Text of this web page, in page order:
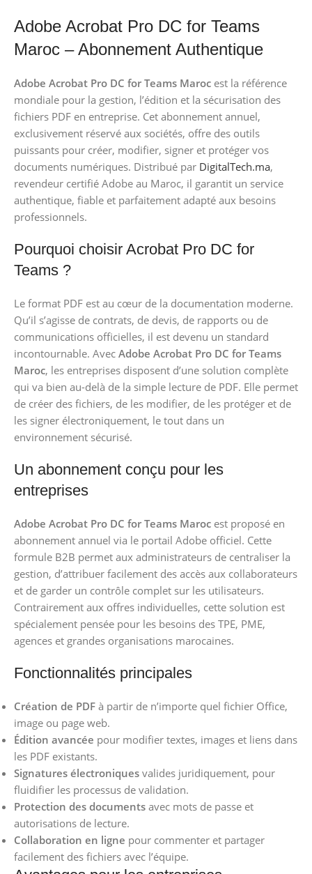
Adobe Acrobat Pro DC for Teams
Maroc – Abonnement Authentique
Adobe Acrobat Pro DC for Teams Maroc est la référence
mondiale pour la gestion, l’édition et la sécurisation des
fichiers PDF en entreprise. Cet abonnement annuel,
exclusivement réservé aux sociétés, offre des outils
puissants pour créer, modifier, signer et protéger vos
documents numériques. Distribué par DigitalTech.ma,
revendeur certifié Adobe au Maroc, il garantit un service
authentique, fiable et parfaitement adapté aux besoins
professionnels.
Pourquoi choisir Acrobat Pro DC for
Teams ?
Le format PDF est au cœur de la documentation moderne.
Qu’il s’agisse de contrats, de devis, de rapports ou de
communications officielles, il est devenu un standard
incontournable. Avec Adobe Acrobat Pro DC for Teams
Maroc, les entreprises disposent d’une solution complète
qui va bien au-delà de la simple lecture de PDF. Elle permet
de créer des fichiers, de les modifier, de les protéger et de
les signer électroniquement, le tout dans un
environnement sécurisé.
Un abonnement conçu pour les
entreprises
Adobe Acrobat Pro DC for Teams Maroc est proposé en
abonnement annuel via le portail Adobe officiel. Cette
formule B2B permet aux administrateurs de centraliser la
gestion, d’attribuer facilement des accès aux collaborateurs
et de garder un contrôle complet sur les utilisateurs.
Contrairement aux offres individuelles, cette solution est
spécialement pensée pour les besoins des TPE, PME,
agences et grandes organisations marocaines.
Fonctionnalités principales
Création de PDF à partir de n’importe quel fichier Office,
image ou page web.
Édition avancée pour modifier textes, images et liens dans
les PDF existants.
Signatures électroniques valides juridiquement, pour
fluidifier les processus de validation.
Protection des documents avec mots de passe et
autorisations de lecture.
Collaboration en ligne pour commenter et partager
facilement des fichiers avec l’équipe.